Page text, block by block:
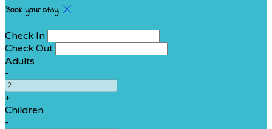
Book your stay
Check In
Check Out
Adults
-
+
Children
-